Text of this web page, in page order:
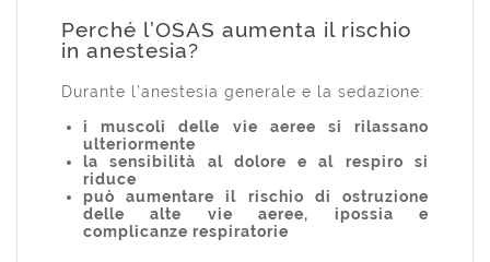
Perché l’OSAS aumenta il rischio
in anestesia?
Durante l’anestesia generale e la sedazione:
i muscoli delle vie aeree si rilassano
ulteriormente
la sensibilità al dolore e al respiro si
riduce
può aumentare il rischio di ostruzione
delle alte vie aeree, ipossia e
complicanze respiratorie